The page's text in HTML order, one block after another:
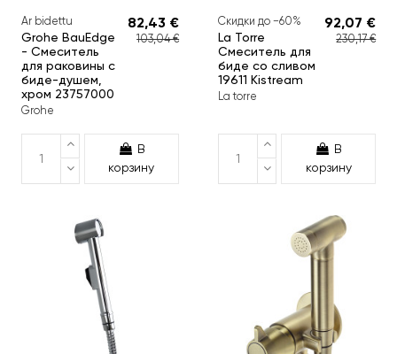
Ar bidettu
Grohe BauEdge
- Смеситель
для раковины с
биде-душем,
хром 23757000
Grohe
82,43 €
103,04 €
В
корзину
Скидки до −60%
La Torre
Смеситель для
биде со сливом
19611 Kistream
La torre
92,07 €
230,17 €
В
корзину